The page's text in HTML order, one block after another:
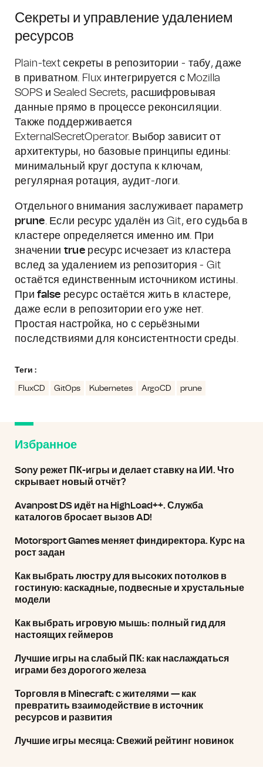
Секреты и управление удалением
ресурсов
Plain-text секреты в репозитории - табу, даже
в приватном. Flux интегрируется с Mozilla
SOPS и Sealed Secrets, расшифровывая
данные прямо в процессе реконсиляции.
Также поддерживается
ExternalSecretOperator. Выбор зависит от
архитектуры, но базовые принципы едины:
минимальный круг доступа к ключам,
регулярная ротация, аудит-логи.
Отдельного внимания заслуживает параметр
prune. Если ресурс удалён из Git, его судьба в
кластере определяется именно им. При
значении trueресурс исчезает из кластера
вслед за удалением из репозитория - Git
остаётся единственным источником истины.
Приfalse ресурс остаётся жить в кластере,
даже если в репозитории его уже нет.
Простая настройка, но с серьёзными
последствиями для консистентности среды.
Теги :
FluxCD GitOps Kubernetes ArgoCD prune
Избранное
Sony режет ПК-игры и делает ставку на ИИ. Что
скрывает новый отчёт?
Avanpost DS идёт на HighLoad++. Служба
каталогов бросает вызов AD!
Motorsport Games меняет финдиректора. Курс на
рост задан
Как выбрать люстру для высоких потолков в
гостиную: каскадные, подвесные и хрустальные
модели
Как выбрать игровую мышь: полный гид для
настоящих геймеров
Лучшие игры на слабый ПК: как наслаждаться
играми без дорогого железа
Торговля в Minecraft: с жителями — как
превратить взаимодействие в источник
ресурсов и развития
Лучшие игры месяца: Свежий рейтинг новинок